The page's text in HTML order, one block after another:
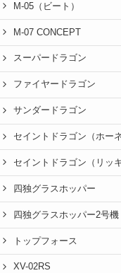
M-05（ビート）
M-07 CONCEPT
スーパードラゴン
ファイヤードラゴン
サンダードラゴン
セイントドラゴン（ホー
セイントドラゴン（リッ
四独グラスホッパー
四独グラスホッパー2号機
トップフォース
XV-02RS